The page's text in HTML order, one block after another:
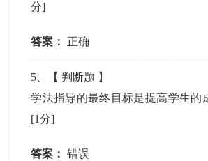
分]
答案： 正确
5 、【 判断题 】
学法指导的最终目标是提高学生
[1分]
答案： 错误